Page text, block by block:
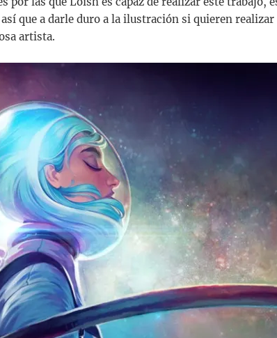
que a darle duro a la ilustración si quieren
artista.